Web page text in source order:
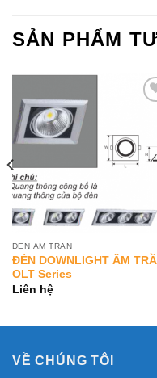
SẢN PHẨM
ĐÈN ÂM TRẦN
ĐÈN DOWNLIGHT ÂM
OLT Series
Liên hệ
VỀ CHÚNG TÔI